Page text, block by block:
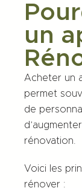
un
Acheter un
permet
de
rénovation.
Voici les
rénover :